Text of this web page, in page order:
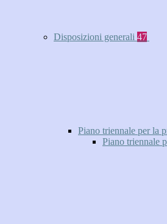
Disposizioni generali 47
Piano triennale per la
Piano triennale